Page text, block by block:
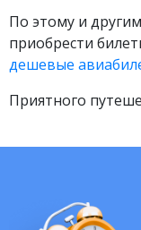
По этому и
приобрести
дешевые
Приятного